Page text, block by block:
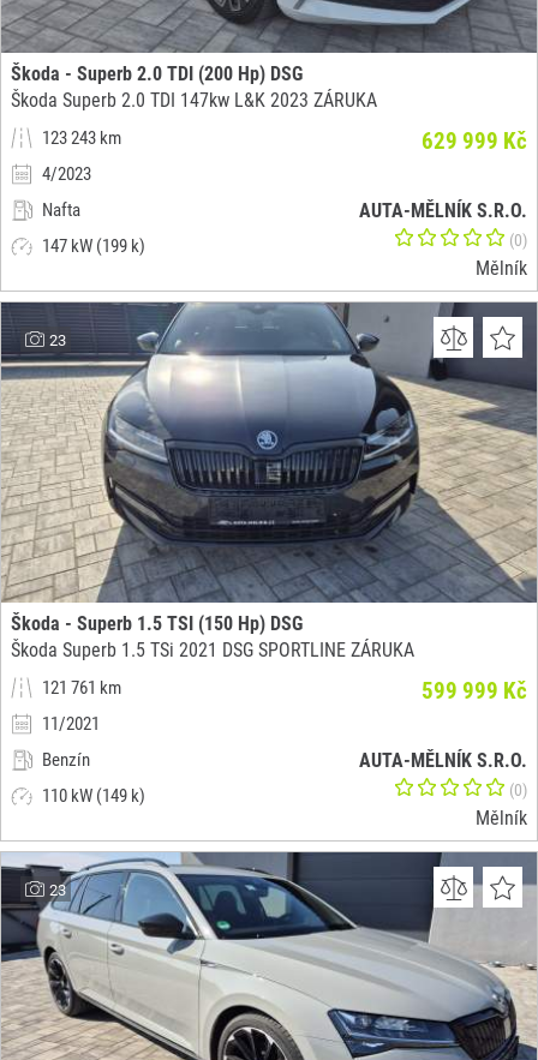
Škoda - Superb 2.0 TDI (200 Hp) DSG
Škoda Superb 2.0 TDI 147kw L&K 2023 ZÁRUKA
123 243 km
4/2023
Nafta
147 kW (199 k)
629 999 Kč
AUTA-MĚLNÍK S.R.O.
(0)
Mělník
23
Škoda - Superb 1.5 TSI (150 Hp) DSG
Škoda Superb 1.5 TSi 2021 DSG SPORTLINE ZÁRUKA
121 761 km
11/2021
Benzín
110 kW (149 k)
599 999 Kč
AUTA-MĚLNÍK S.R.O.
(0)
Mělník
23